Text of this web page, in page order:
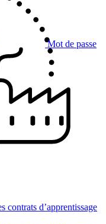
Mot de passe
contrats d’apprentissage